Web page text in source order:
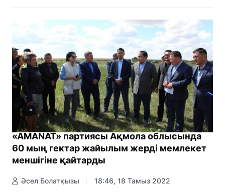
«AMANAT» партиясы Ақмола облысында
60 мың гектар жайылым жерді мемлекет
меншігіне қайтарды
Әсел Болатқызы 18:46, 18 Тамыз 2022